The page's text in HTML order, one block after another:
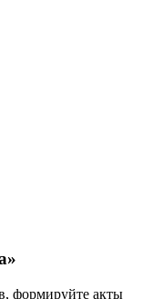
формируйте акты